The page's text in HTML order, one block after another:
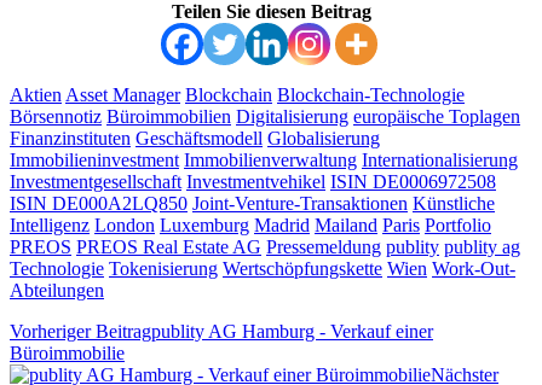
Teilen Sie diesen Beitrag
Aktien Asset Manager Blockchain Blockchain-Technologie
Börsennotiz Büroimmobilien Digitalisierung europäische Toplagen
Finanzinstituten Geschäftsmodell Globalisierung
Immobilieninvestment Immobilienverwaltung Internationalisierung
Investmentgesellschaft Investmentvehikel ISIN DE0006972508
ISIN DE000A2LQ850 Joint-Venture-Transaktionen Künstliche
Intelligenz London Luxemburg Madrid Mailand Paris Portfolio
PREOS PREOS Real Estate AG Pressemeldung publity publity ag
Technologie Tokenisierung Wertschöpfungskette Wien Work-Out-
Abteilungen
Vorheriger Beitragpublity AG Hamburg - Verkauf einer
Büroimmobilie
Nächster